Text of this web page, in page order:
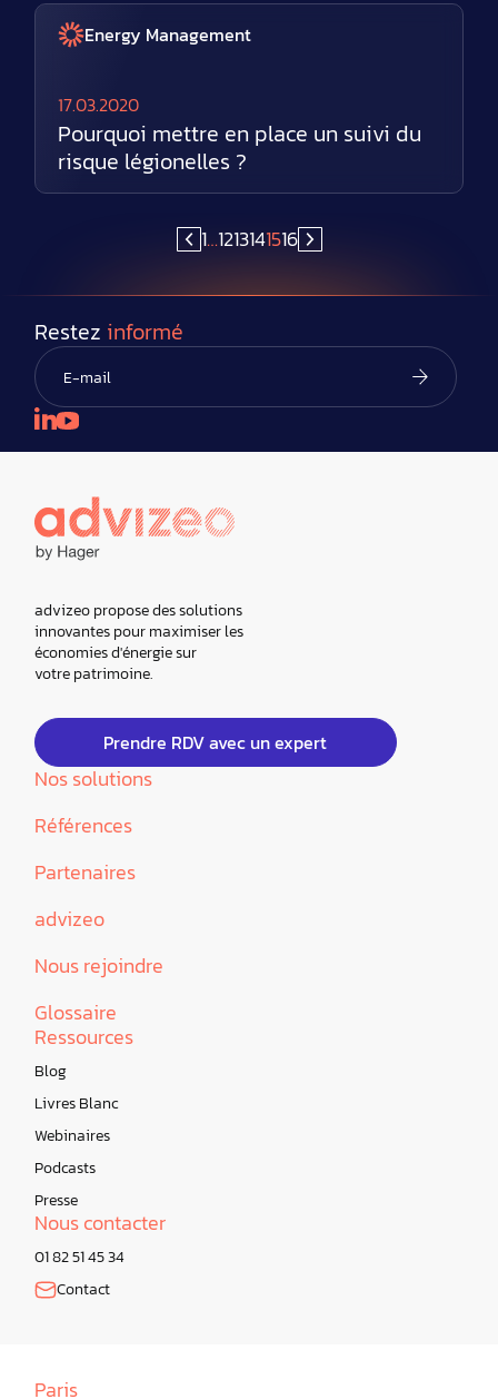
Energy Management
17.03.2020
Pourquoi mettre en place un suivi du
risque légionelles ?
1…1213141516
Restez informé
advizeo propose des solutions
innovantes pour maximiser les
économies d'énergie sur
votre patrimoine.
Prendre RDV avec un expert
Nos solutions
Références
Partenaires
advizeo
Nous rejoindre
Glossaire
Ressources
Blog
Livres Blanc
Webinaires
Podcasts
Presse
Nous contacter
01 82 51 45 34
Contact
Paris